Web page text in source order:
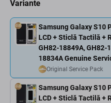
Variante
Samsung Galaxy S10
LCD + Sticlă Tactilă +
Samsung Galaxy S10
LCD + Sticlă Tactilă +
GH82-18849A, GH82-
18834A Genuine
Original Service Pack